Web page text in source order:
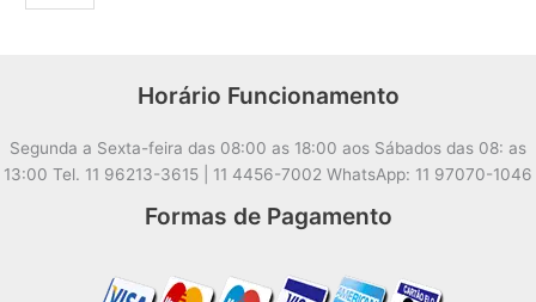
Horário Funcionamento
Segunda a Sexta-feira das 08:00 as 18:00 aos Sábados das 08: as
13:00 Tel. 11 96213-3615 | 11 4456-7002 WhatsApp: 11 97070-1046
Formas de Pagamento